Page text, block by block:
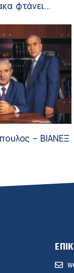
φτάνει
– ΒΙΑΝΕΞ